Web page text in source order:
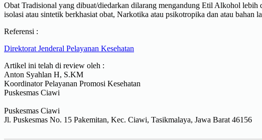
Obat Tradisional yang dibuat/diedarkan dilarang mengandung Etil Alkohol lebih
isolasi atau sintetik berkhasiat obat, Narkotika atau psikotropika dan atau bahan
Referensi :
Direktorat Jenderal Pelayanan Kesehatan
Artikel ini telah di review oleh :
Anton Syahlan H, S.KM
Koordinator Pelayanan Promosi Kesehatan
Puskesmas Ciawi
Puskesmas Ciawi
Jl. Puskesmas No. 15 Pakemitan, Kec. Ciawi, Tasikmalaya, Jawa Barat 46156